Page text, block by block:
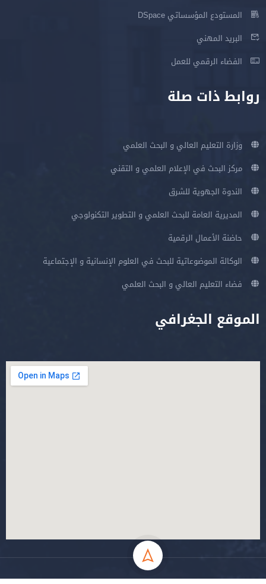
المستودع المؤسساتي DSpace
البريد المهني
الفضاء الرقمي للعمل
روابط ذات صلة
وزارة التعليم العالي و البحث العلمي
مركز البحث في الإعلام العلمي و التقني
الندوة الجهوية للشرق
المديرية العامة للبحث العلمي و التطوير التكنولوجي
حاضنة الأعمال الرقمية
الوكالة الموضوعاتية للبحث في العلوم الإنسانية و الإجتماعية
فضاء التعليم العالي و البحث العلمي
الموقع الجغرافي